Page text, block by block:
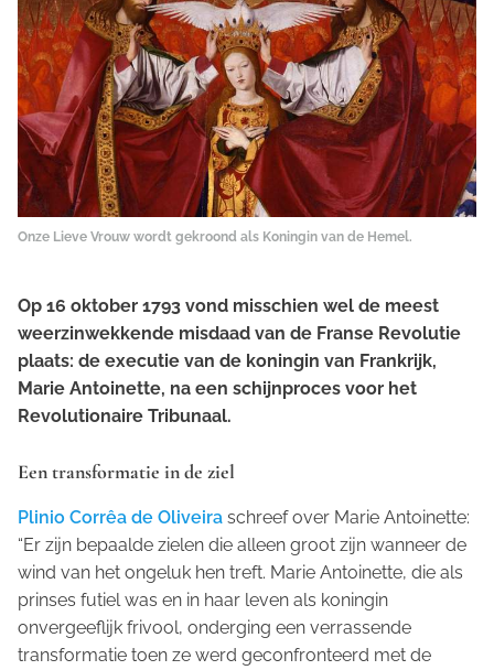
Onze Lieve Vrouw wordt gekroond als Koningin van de Hemel.
Op 16 oktober 1793 vond misschien wel de meest
weerzinwekkende misdaad van de Franse Revolutie
plaats: de executie van de koningin van Frankrijk,
Marie Antoinette, na een schijnproces voor het
Revolutionaire Tribunaal.
Een transformatie in de ziel
Plinio Corrêa de Oliveira schreef over Marie Antoinette:
“Er zijn bepaalde zielen die alleen groot zijn wanneer de
wind van het ongeluk hen treft. Marie Antoinette, die als
prinses futiel was en in haar leven als koningin
onvergeeflijk frivool, onderging een verrassende
transformatie toen ze werd geconfronteerd met de